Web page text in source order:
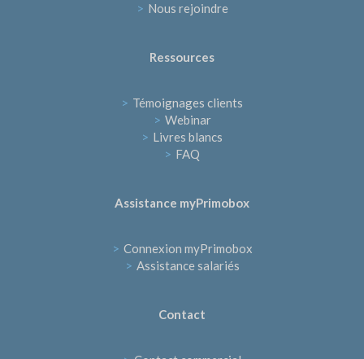
> Nous rejoindre
Ressources
> Témoignages clients
> Webinar
> Livres blancs
> FAQ
Assistance myPrimobox
> Connexion myPrimobox
> Assistance salariés
Contact